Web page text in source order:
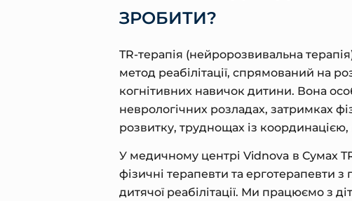
ЗРОБИТИ?
TR-терапія (нейророзвивальна
метод реабілітації, спрямований на
когнітивних навичок дитини. Вона
неврологічних розладах, затримках
розвитку, труднощах із
У медичному центрі Vidnova в Сумах
фізичні терапевти та ерготерапевти
дитячої реабілітації. Ми працюємо з